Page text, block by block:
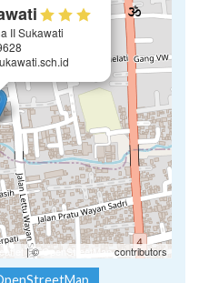
II Sukawati
| ©OpenStreetMap contributors